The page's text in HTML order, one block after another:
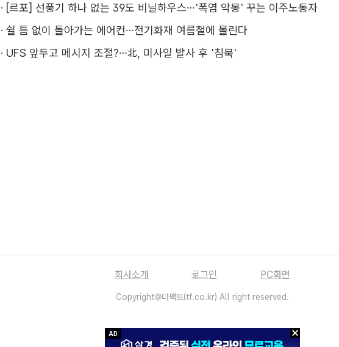
· [르포] 선풍기 하나 없는 39도 비닐하우스…'폭염 악몽' 꾸는 이주노동자
· 쉴 틈 없이 돌아가는 에어컨…전기화재 여름철에 몰린다
· UFS 앞두고 메시지 조절?…北, 미사일 발사 후 '침묵'
회사소개 로그인 PC화면
Copyright@더팩트(tf.co.kr) All right reserved.
AD